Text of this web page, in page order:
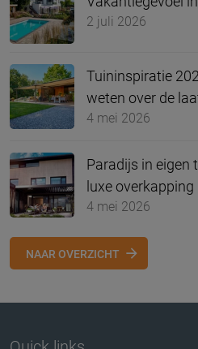
2 juli 2026
Tuininspiratie
weten over de
4 mei 2026
Paradijs in eigen
luxe overkapping
4 mei 2026
NAAR OVERZICHT